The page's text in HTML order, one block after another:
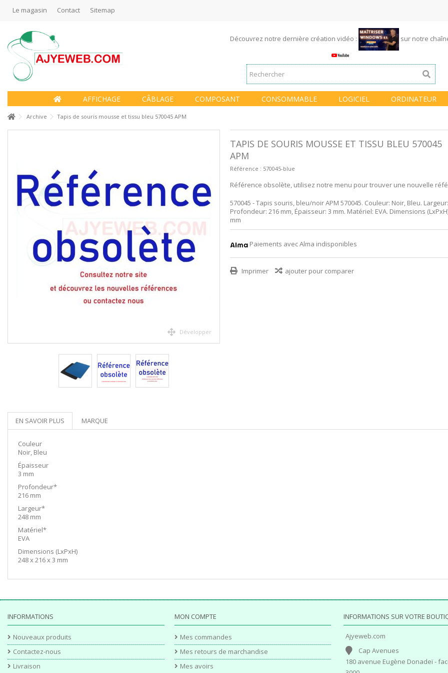
Le magasin Contact Sitemap
Découvrez notre dernière création vidéo :
sur notre
AFFICHAGE CÂBLAGE COMPOSANT CONSOMMABLE LOGICIEL ORDINATEUR
Archive Tapis de souris mousse et tissu bleu 570045 APM
Développer
TAPIS DE SOURIS MOUSSE ET TISSU BLEU 570045
APM
Référence : 570045-blue
Référence obsolète, utilisez notre menu pour trouver une nouvelle
570045 - Tapis souris, bleu/noir APM 570045. Couleur: Noir, Bleu.
Profondeur: 216 mm, Épaisseur: 3 mm. Matériel: EVA. Dimensions
mm
Paiements avec Alma indisponibles
Imprimer ajouter pour comparer
EN SAVOIR PLUS MARQUE
Couleur
Noir, Bleu
Épaisseur
3 mm
Profondeur*
216 mm
Largeur*
248 mm
Matériel*
EVA
Dimensions (LxPxH)
248 x 216 x 3 mm
INFORMATIONS
Nouveaux produits
Contactez-nous
Livraison
MON COMPTE
Mes commandes
Mes retours de marchandise
Mes avoirs
INFORMATIONS SUR VOTRE
Ajyeweb.com
Cap Avenues
180 avenue Eugène Donadeï -